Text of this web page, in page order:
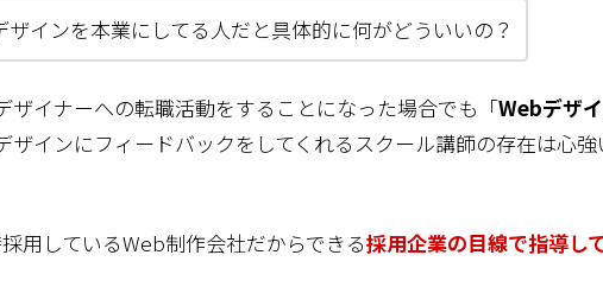
ザインを本業にしてる人だと具体的に何がどういいの？
ザイナーへの転職活動をすることになった場合でも「Webデザ
ザインにフィードバックをしてくれるスクール講師の存在は心強
用しているWeb制作会社だからできる採用企業の目線で指導し